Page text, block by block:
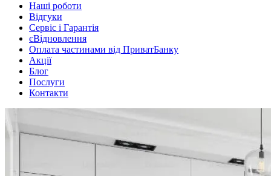
Наші роботи
Відгуки
Сервіс і Гарантія
єВідновлення
Оплата частинами від ПриватБанку
Акції
Блог
Послуги
Контакти